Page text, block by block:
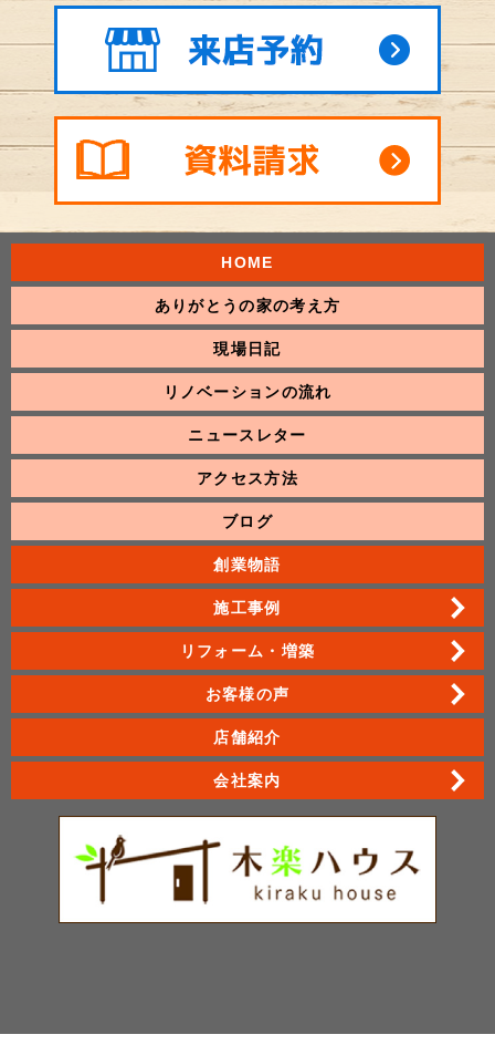
HOME
ありがとうの家の考え方
現場日記
リノベーションの流れ
ニュースレター
アクセス方法
ブログ
創業物語
施工事例
リフォーム・増築
お客様の声
店舗紹介
会社案内